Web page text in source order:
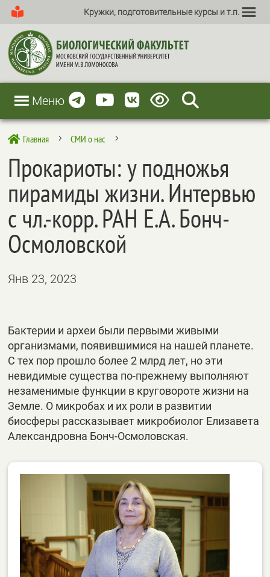
Кружки, подготовительные курсы и т.п.
Меню
 Главная 5 СМИ о нас 5
Прокариоты: у подножья
пирамиды жизни. Интервью
с чл.-корр. РАН Е.А. Бонч-
Осмоловской
Янв 23, 2023
Бактерии и археи были первыми живыми
организмами, появившимися на нашей планете.
С тех пор прошло более 2 млрд лет, но эти
невидимые существа по-прежнему выполняют
незаменимые функции в круговороте жизни на
Земле. О микробах и их роли в развитии
биосферы рассказывает микробиолог Елизавета
Александровна Бонч-Осмоловская.